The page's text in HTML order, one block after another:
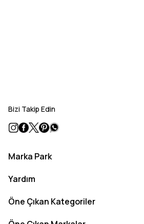
Bizi Takip Edin
Marka Park
Yardım
Öne Çıkan Kategoriler